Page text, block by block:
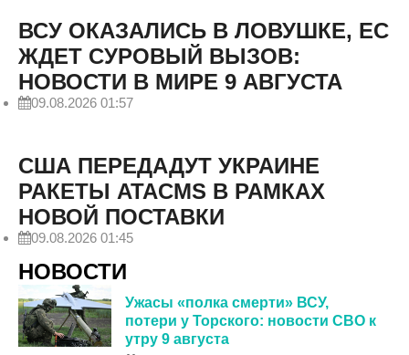
ВСУ ОКАЗАЛИСЬ В ЛОВУШКЕ, ЕС
ЖДЕТ СУРОВЫЙ ВЫЗОВ:
НОВОСТИ В МИРЕ 9 АВГУСТА
09.08.2026 01:57
США ПЕРЕДАДУТ УКРАИНЕ
РАКЕТЫ ATACMS В РАМКАХ
НОВОЙ ПОСТАВКИ
09.08.2026 01:45
НОВОСТИ
Ужасы «полка смерти» ВСУ,
потери у Торского: новости СВО к
утру 9 августа